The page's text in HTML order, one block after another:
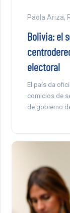
Paola Ariza,
Bolivia: el
electoral
El país da
comicios de
de gobierno